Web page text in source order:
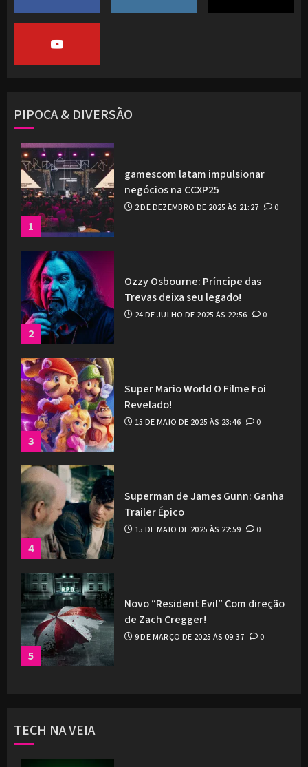
PIPOCA & DIVERSÃO
1
gamescom latam impulsionar
negócios na CCXP25
2 DE DEZEMBRO DE 2025 ÀS 21:27 0
2
Ozzy Osbourne: Príncipe das
Trevas deixa seu legado!
24 DE JULHO DE 2025 ÀS 22:56 0
3
Super Mario World O Filme Foi
Revelado!
15 DE MAIO DE 2025 ÀS 23:46 0
4
Superman de James Gunn: Ganha
Trailer Épico
15 DE MAIO DE 2025 ÀS 22:59 0
5
Novo “Resident Evil” Com direção
de Zach Cregger!
9 DE MARÇO DE 2025 ÀS 09:37 0
TECH NA VEIA